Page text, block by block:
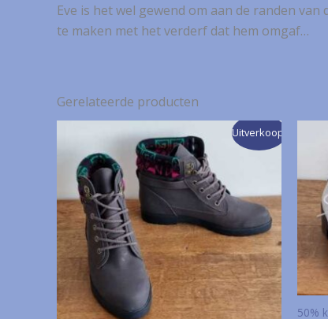
Eve is het wel gewend om aan de randen
te maken met het verderf dat hem omgaf…
Gerelateerde producten
Uitverkoop!
50%